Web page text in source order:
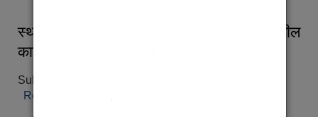
स्थानीय विपद् तथा जलवायू उत्थानशील
कार्यढाँचा-२०८३
Submitted on:
Read more